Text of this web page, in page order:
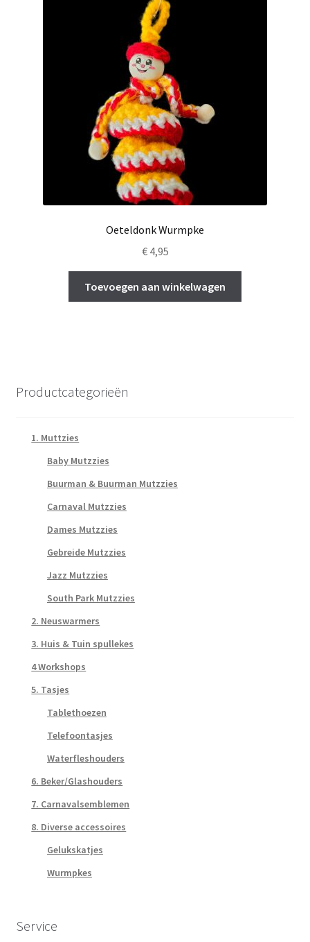
Oeteldonk Wurmpke
€4,95
Toevoegen aan winkelwagen
Productcategorieën
1. Muttzies
Baby Mutzzies
Buurman & Buurman Mutzzies
Carnaval Mutzzies
Dames Mutzzies
Gebreide Mutzzies
Jazz Mutzzies
South Park Mutzzies
2. Neuswarmers
3. Huis & Tuin spullekes
4 Workshops
5. Tasjes
Tablethoezen
Telefoontasjes
Waterfleshouders
6. Beker/Glashouders
7. Carnavalsemblemen
8. Diverse accessoires
Gelukskatjes
Wurmpkes
Service